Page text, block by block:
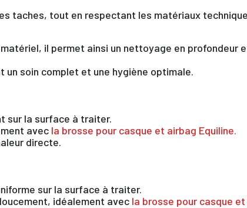
taches, tout en respectant les matériaux
il permet ainsi un nettoyage en profondeur
soin complet et une hygiène optimale.
sur la surface à traiter.
avec la brosse pour casque et airbag Equiline.
directe.
sur la surface à traiter.
idéalement avec la brosse pour casque